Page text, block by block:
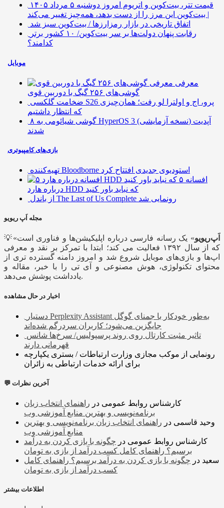
قیمت تتر، بیت‌کوین و اتریوم امروز دوشنبه ۵ مرداد ۱۴۰۵
| بیت‌کوین این مرز را از دست بدهد، همه‌چیز تغییر می‌کند
اتفاق تاریخی در بازار رمزارزها / بیت‌کوین سبز شد
رقابت پنهان دولت‌ها بر سر بیت‌کوین/ ۱۰ کشور برتر
کدامند؟
موبایل
معرفی
گوشی‌های ۲۵۶ گیگ با دوربین قوی
ضخامت گلکسی S26 پرو، اج و اولترا لو رفت؛ همان‌چیزی
که انتظار داشتیم
۸ گوشی شیائومی به HyperOS 3 (نسخه آزمایشی) آپدیت
شدند
بازی‌های کامپیوتری
تهیه‌کننده Bloodborne استودیوی جدیدی افتتاح کرد
۵ افسانه
درباره هارد HDD که نباید باور کنید
از باندل The Last of Us Complete رونمایی شد
مجله اَپ ریویو
💡« اَپ‌ریویو» یک رسانه فارسی درباره اپلیکیشن‌ها و فناوری است
که از سال ۱۳۹۲ فعالیت می کند؛ ابتدا با تمرکز بر نقد و معرفی
اپ‌ها و بازی‌های موبایل شروع شد و امروز دامنه گسترده تری از
محتوای تکنولوژی، هوش مصنوعی و آی تی را با خبر، مقاله و
یادداشت پوشش می‌دهد.
اخبار در حال مشاهده
دستیار Perplexity Assistant به‌طور خودکار با جمنای گوگل
جایگزین می‌شود؛ کاربران سردرگم شده‌اند
تاثیر مثبت کارتال روی روند پرسپولیس/ سرخ‌ها شانس
قهرمانی دارند
رونمایی از موکب مجازی وزارت ارتباطات / بستری یکپارچه
برای ارائه خدمات ارتباطی به زائران
💬 آخرین نظرات
کارشناس روابط عمومی در راهنمای انتخاب زبان
برنامه‌نویسی و بهترین منابع آموزشی وب
وحید قاسمی در راهنمای انتخاب زبان برنامه‌نویسی و بهترین
منابع آموزشی وب
کارشناس روابط عمومی در چگونه با بازی کردن به درآمد
برسیم؟ راهنمای کامل کسب درآمد از بازی به تومان
سعید در چگونه با بازی کردن به درآمد برسیم؟ راهنمای کامل
کسب درآمد از بازی به تومان
اطلاعات بیشتر